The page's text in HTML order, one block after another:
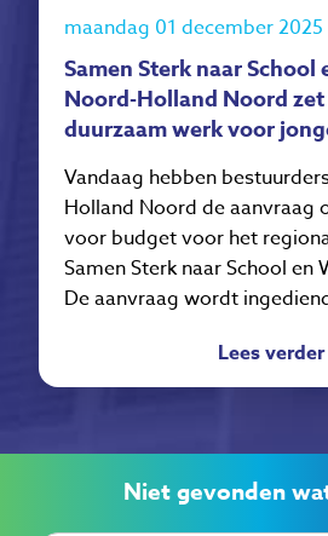
maandag 01 december 2025
Samen Sterk naar School
Noord-Holland Noord
duurzaam werk voor
Vandaag hebben
Holland Noord de aanvraag
voor budget voor het
Samen Sterk naar School en
De aanvraag wordt
Lees verder
Niet gevonden